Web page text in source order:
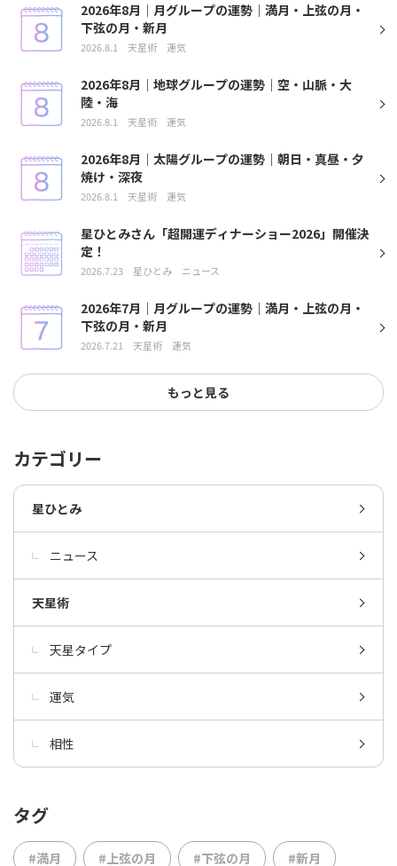
2026年8月｜月グループの運勢｜満月・上弦の月・
下弦の月・新月
2026.8.1 天星術 運気
2026年8月｜地球グループの運勢｜空・山脈・大
陸・海
2026.8.1 天星術 運気
2026年8月｜太陽グループの運勢｜朝日・真昼・夕
焼け・深夜
2026.8.1 天星術 運気
星ひとみさん「超開運ディナーショー2026」開催決
定！
2026.7.23 星ひとみ ニュース
2026年7月｜月グループの運勢｜満月・上弦の月・
下弦の月・新月
2026.7.21 天星術 運気
もっと見る
カテゴリー
星ひとみ
ニュース
天星術
天星タイプ
運気
相性
タグ
#満月 #上弦の月 #下弦の月 #新月